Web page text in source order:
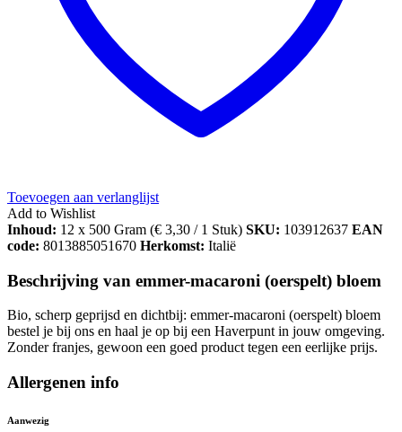
Toevoegen aan verlanglijst
Add to Wishlist
Inhoud: 12 x 500 Gram (€ 3,30 / 1 Stuk) SKU: 103912637 EAN
code: 8013885051670 Herkomst: Italië
Beschrijving van emmer-macaroni (oerspelt) bloem
Bio, scherp geprijsd en dichtbij: emmer-macaroni (oerspelt) bloem
bestel je bij ons en haal je op bij een Haverpunt in jouw omgeving.
Zonder franjes, gewoon een goed product tegen een eerlijke prijs.
Allergenen info
Aanwezig